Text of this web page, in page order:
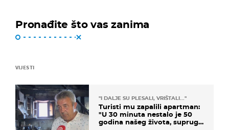
Pronađite što vas zanima
VIJESTI
"I DALJE SU PLESALI, VRIŠTALI..."
Turisti mu zapalili apartman:
"U 30 minuta nestalo je 50
godina našeg života, supruga